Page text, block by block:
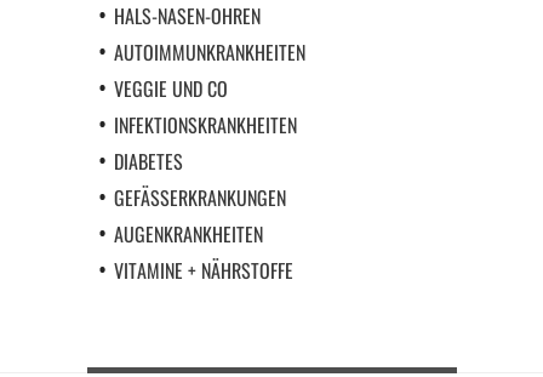
HALS-NASEN-OHREN
AUTOIMMUNKRANKHEITEN
VEGGIE UND CO
INFEKTIONSKRANKHEITEN
DIABETES
GEFÄSSERKRANKUNGEN
AUGENKRANKHEITEN
VITAMINE + NÄHRSTOFFE